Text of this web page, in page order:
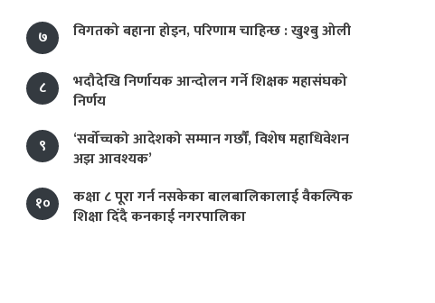
७
विगतको बहाना होइन, परिणाम चाहिन्छ : खुश्बु ओली
८
भदौदेखि निर्णायक आन्दोलन गर्ने शिक्षक महासंघको
निर्णय
९
‘सर्वोच्चको आदेशको सम्मान गर्छौं, विशेष महाधिवेशन
अझ आवश्यक’
१०
कक्षा ८ पूरा गर्न नसकेका बालबालिकालाई वैकल्पिक
शिक्षा दिँदै कनकाई नगरपालिका